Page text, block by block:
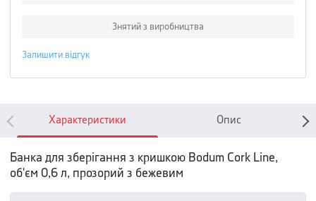
Знятий з виробництва
Залишити відгук
Характеристики Опис
Банка для зберігання з кришкою Bodum Cork Line,
об'єм 0,6 л, прозорий з бежевим